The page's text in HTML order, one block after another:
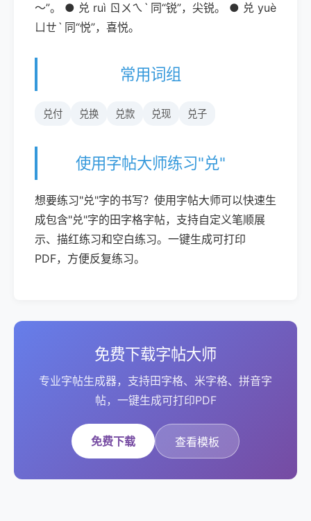
～”。 ● 兑 ruì ㄖㄨㄟˋ 同“锐”，尖锐。 ● 兑 yuè
ㄩㄝˋ 同“悦”，喜悦。
常用词组
兑付 兑换 兑款 兑现 兑子
使用字帖大师练习"兑"
想要练习"兑"字的书写？使用字帖大师可以快速生
成包含"兑"字的田字格字帖，支持自定义笔顺展
示、描红练习和空白练习。一键生成可打印
PDF，方便反复练习。
免费下载字帖大师
专业字帖生成器，支持田字格、米字格、拼音字
帖，一键生成可打印PDF
免费下载 查看模板